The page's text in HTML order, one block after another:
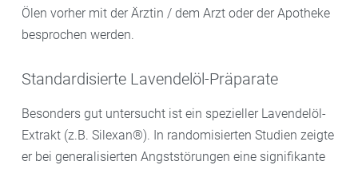
Ölen vorher mit der Ärztin / dem Arzt oder der Apotheke
besprochen werden.
Standardisierte Lavendelöl-Präparate
Besonders gut untersucht ist ein spezieller Lavendelöl-
Extrakt (z.B. Silexan®). In randomisierten Studien zeigte
er bei generalisierten Angststörungen eine signifikante